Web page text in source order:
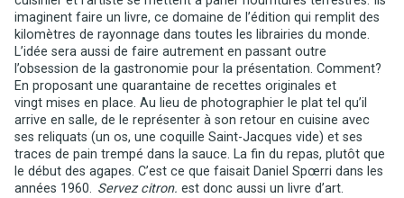
imaginent faire un livre, ce domaine de l’édition qui remplit des
kilomètres de rayonnage dans toutes les librairies du monde.
L’idée sera aussi de faire autrement en passant outre
l’obsession de la gastronomie pour la présentation. Comment?
En proposant une quarantaine de recettes originales et
vingt mises en place. Au lieu de photographier le plat tel qu’il
arrive en salle, de le représenter à son retour en cuisine avec
ses reliquats (un os, une coquille Saint-Jacques vide) et ses
traces de pain trempé dans la sauce. La fin du repas, plutôt que
le début des agapes. C’est ce que faisait Daniel Spœrri dans les
années 1960. Servez citron. est donc aussi un livre d’art.